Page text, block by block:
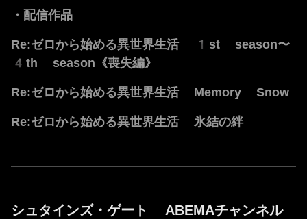
・配信作品
Re:ゼロから始める異世界生活 1st season〜
4th season《喪失編》
Re:ゼロから始める異世界生活 Memory Snow
Re:ゼロから始める異世界生活 氷結の絆
シュタインズ・ゲート ABEMAチャンネル